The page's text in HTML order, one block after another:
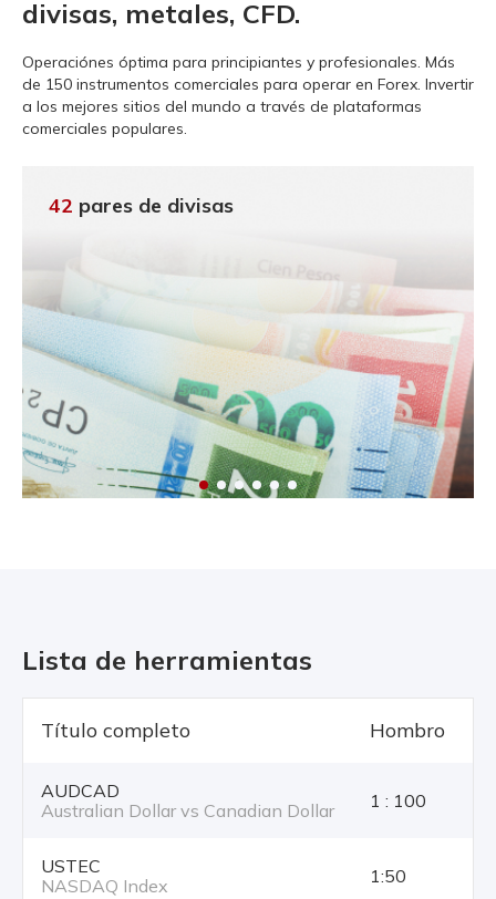
divisas, metales, CFD.
Operaciónes óptima para principiantes y profesionales. Más
de 150 instrumentos comerciales para operar en Forex. Invertir
a los mejores sitios del mundo a través de plataformas
comerciales populares.
42 pares de divisas
Lista de herramientas
Título completo Hombro
AUDCAD
Australian Dollar vs Canadian Dollar
1 : 100
USTEC
NASDAQ Index
1:50